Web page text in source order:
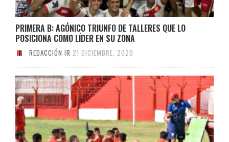
PRIMERA B: AGÓNICO TRIUNFO DE TALLERES QUE LO
POSICIONA COMO LÍDER EN SU ZONA
REDACCIÓN IR 21 DICIEMBRE, 2020